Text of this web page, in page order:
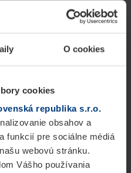
O cookies
cookies
republika s.r.o.
obsahov a
funkcií pre sociálne médiá
webovú stránku.
Vášho používania